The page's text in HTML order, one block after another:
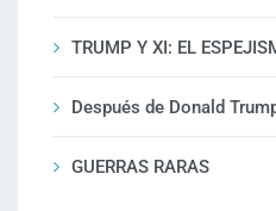
TRUMP Y XI: EL
Después de Donald
GUERRAS RARAS